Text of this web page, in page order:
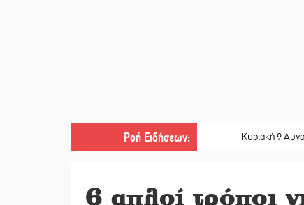
Ροή Ειδήσεων:
|| Κυριακή 9 Αυγούστου:
6 απλοί τρόποι